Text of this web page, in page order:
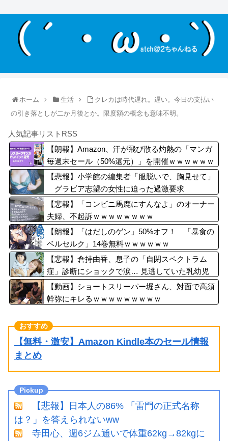
ホーム 生活
クレカは時代遅れ。遅い。今日の支払い
の引き落としが二か月後とか。限度額の概念も意味不明。
人気記事リストRSS
【朗報】Amazon、汗が飛び散る灼熱の「マンガ
毎週末セール（50%還元）」を開催ｗｗｗｗｗｗ
ｗｗｗｗ
【悲報】小学館の編集者「服脱いで、胸見せて」
グラビア志望の女性に迫った過激要求
【悲報】「コンビニ馬鹿にすんなよ」のオーナー
夫婦、不起訴ｗｗｗｗｗｗｗｗ
【朗報】「はだしのゲン」50%オフ！ 「暴食の
ベルセルク」14巻無料ｗｗｗｗｗｗ
【悲報】倉持由香、息子の「自閉スペクトラム
症」診断にショックで涙… 見逃していた乳幼児
期のサインとは？
【動画】ショートスリーパー堀さん、対面で高須
幹弥にキレるｗｗｗｗｗｗｗｗｗ
【無料・激安】Amazon Kindle本のセール情報
まとめ
【悲報】日本人の86% 「雷門の正式名称
は？」を答えられないww
寺田心、週6ジム通いで体重62kg→82kgに